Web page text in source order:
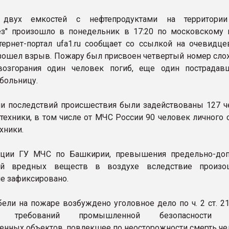
двух емкостей с нефтепродуктами на
произошло в понедельник в 17:20 по московскому
портал ufa1.ru сообщает со ссылкой на
взрыв. Пожару был присвоен четвертый номер
один человек погиб, еще один
последствий происшествия были задействованы 127
в том числе от МЧС России 90 человек личного
ГУ МЧС по Башкирии, превышения предельно-
вредных веществ в воздухе вследствие
зафиксировано.
на пожаре возбуждено уголовное дело по ч. 2 ст.
требований промышленной безопасности